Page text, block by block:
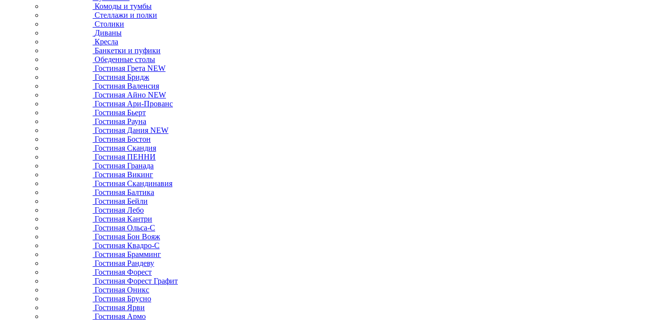
Комоды и тумбы
Стеллажи и полки
Столики
Диваны
Кресла
Банкетки и пуфики
Обеденные столы
Гостиная Грета NEW
Гостиная Бридж
Гостиная Валенсия
Гостиная Айно NEW
Гостиная Ари-Прованс
Гостиная Бьерт
Гостиная Рауна
Гостиная Дания NEW
Гостиная Бостон
Гостиная Скандия
Гостиная ПЕННИ
Гостиная Гранада
Гостиная Викинг
Гостиная Скандинавия
Гостиная Балтика
Гостиная Бейли
Гостиная Лебо
Гостиная Кантри
Гостиная Ольса-С
Гостиная Бон Вояж
Гостиная Квадро-С
Гостиная Брамминг
Гостиная Рандеву
Гостиная Форест
Гостиная Форест Графит
Гостиная Оникс
Гостиная Брусно
Гостиная Ярви
Гостиная Армо